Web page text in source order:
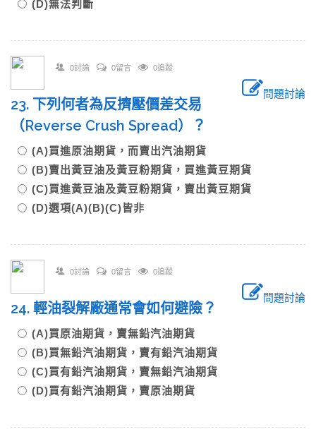
(D)無法判斷
0討論 0留言 0追蹤
問題討論
23. 下列何者為反擠壓價差交易
（Reverse Crush Spread）？
(A)買進原油期貨，而賣出汽油期貨
(B)賣出黃豆油及黃豆粉期貨，買進黃豆期貨
(C)買進黃豆油及黃豆粉期貨，賣出黃豆期貨
(D)選項(A)(B)(C)皆非
0討論 0留言 0追蹤
問題討論
24. 輕油裂解廠通常會如何避險？
(A)買原油期貨，賣無鉛汽油期貨
(B)買無鉛汽油期貨，賣有鉛汽油期貨
(C)買有鉛汽油期貨，賣無鉛汽油期貨
(D)買有鉛汽油期貨，賣原油期貨